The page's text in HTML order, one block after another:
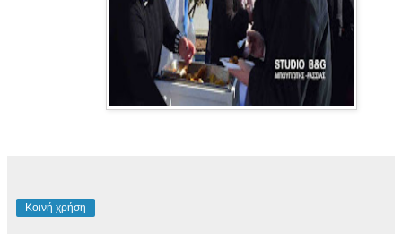
Κοινή χρήση